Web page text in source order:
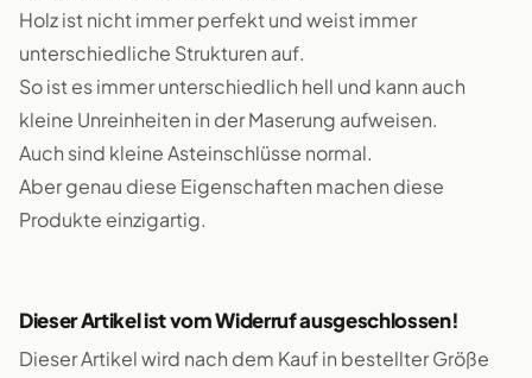
Holz ist nicht immer perfekt und weist immer
unterschiedliche Strukturen auf.
So ist es immer unterschiedlich hell und kann auch
kleine Unreinheiten in der Maserung aufweisen.
Auch sind kleine Asteinschlüsse normal.
Aber genau diese Eigenschaften machen diese
Produkte einzigartig.
Dieser Artikel ist vom Widerruf ausgeschlossen!
Dieser Artikel wird nach dem Kauf in bestellter Größe